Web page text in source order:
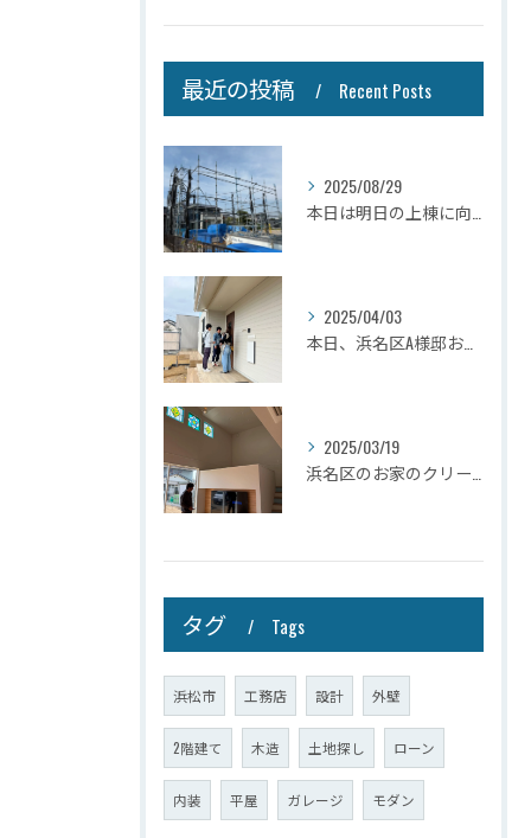
最近の投稿 Recent Posts
2025/08/29
2025/04/03
2025/03/19
タグ Tags
浜松市 工務店 設計 外壁
2階建て 木造 土地探し ローン
内装 平屋 ガレージ モダン